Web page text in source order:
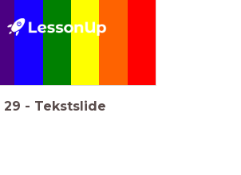
29 - Tekstslide